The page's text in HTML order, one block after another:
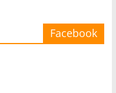
Facebook